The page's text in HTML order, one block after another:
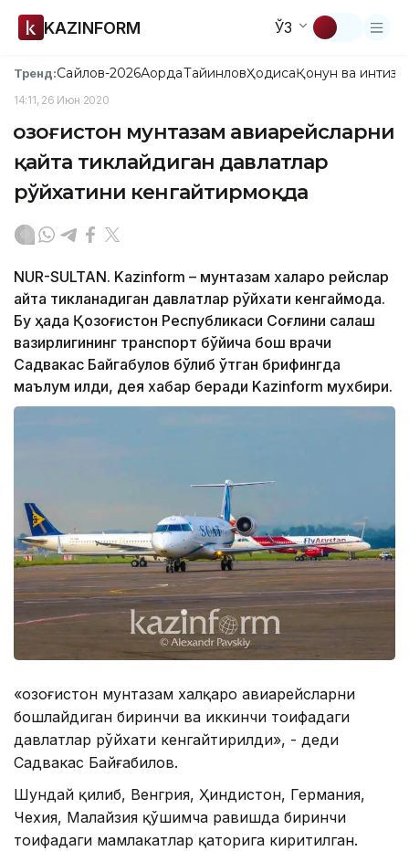
KAZINFORM ЎЗ
Тренд:Сайлов-2026АқордаТайинловҲодисаҚонун ва
14:11, 26 Июн 2020
Қозоғистон мунтазам авиарейсларни
қайта тиклайдиган давлатлар
рўйхатини кенгайтирмоқда
NUR-SULTAN. Kazinform – мунтазам халқаро рейслар
қайта тикланадиган давлатлар рўйхати кенгаймоқда.
Бу ҳақда Қозоғистон Республикаси Соғлиқни сақлаш
вазирлигининг транспорт бўйича бош врачи
Садвакас Байгабулов бўлиб ўтган брифингда
маълум қилди, дея хабар беради Kazinform мухбири.
«Қозоғистон мунтазам халқаро авиарейсларни
бошлайдиган биринчи ва иккинчи тоифадаги
давлатлар рўйхати кенгайтирилди», - деди
Садвакас Байғабилов.
Шундай қилиб, Венгрия, Ҳиндистон, Германия,
Чехия, Малайзия қўшимча равишда биринчи
тоифадаги мамлакатлар қаторига киритилган.